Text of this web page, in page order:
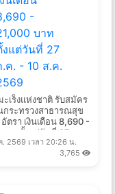
เร็งแห่งชาติ รับสมัคร
กระทรวงสาธารณสุข
ตรา เงินเดือน 8,690 -
าท ตั้งแต่วันที่ 27 ก.ค.
. 2569
2569 เวลา 20:26 น.
3,765